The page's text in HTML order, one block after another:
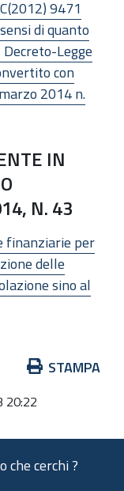
9471
di quanto
Legge
con
2014 n.
IN
N. 43
finanziarie per
delle
sino al
STAMPA
20:22
che cerchi ?